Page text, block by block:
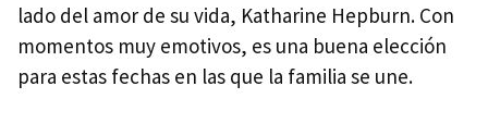
lado del amor de su vida, Katharine Hepburn. Con
momentos muy emotivos, es una buena elección
para estas fechas en las que la familia se une.